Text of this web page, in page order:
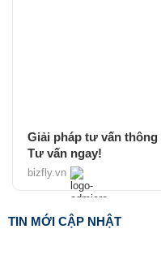
Giải pháp tư vấn
Tư vấn ngay!
bizfly.vn
TIN MỚI CẬP NHẬT